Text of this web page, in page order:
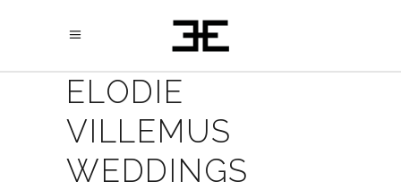
ELODIE
VILLEMUS
WEDDINGS